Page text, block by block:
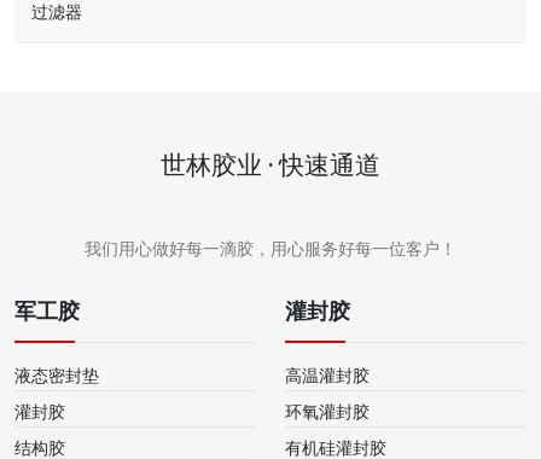
过滤器
世林胶业 · 快速通道
我们用心做好每一滴胶，用心服务好每一位客户！
军工胶
液态密封垫
灌封胶
结构胶
灌封胶
高温灌封胶
环氧灌封胶
有机硅灌封胶